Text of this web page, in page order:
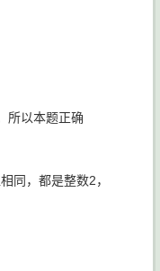
所以本题正确
同，都是整数2，